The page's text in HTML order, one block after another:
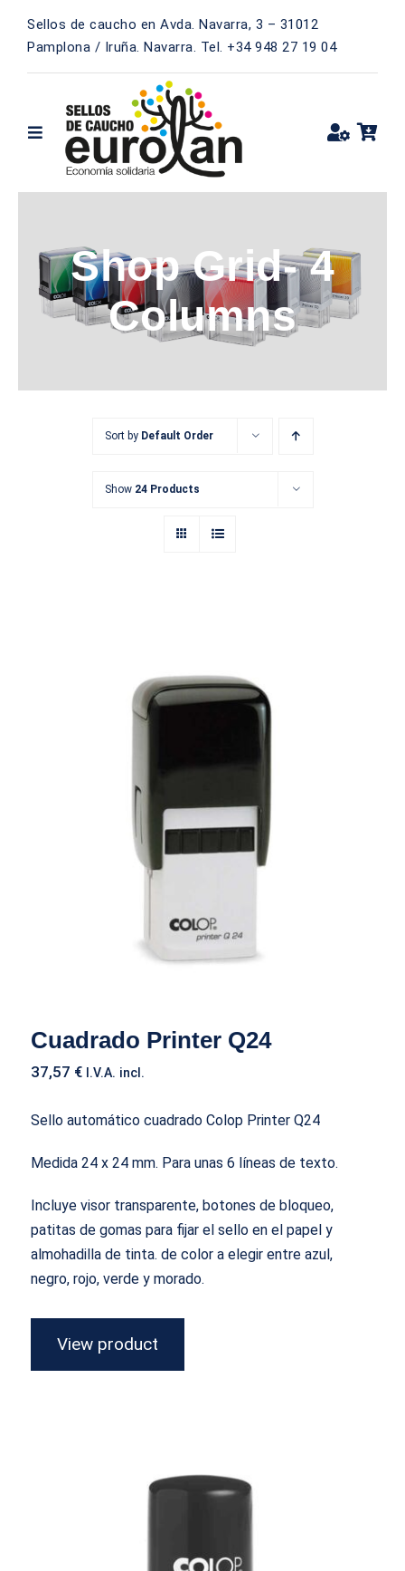
contenido
Sellos de caucho en Avda. Navarra, 3 – 31012
Pamplona / Iruña. Navarra. Tel. +34 948 27 19 04
Toggle
Navigation
OVALADO
RECTANGULAR
FECHADORES
Shop Grid- 4
Columns
Sort by Default Order
Show 24 Products
Cuadrado Printer Q24
Cuadrado Printer Q24
37,57 € I.V.A. incl.
Sello automático cuadrado Colop Printer Q24
Medida 24 x 24 mm. Para unas 6 líneas de texto.
Incluye visor transparente, botones de bloqueo,
patitas de gomas para fijar el sello en el papel y
almohadilla de tinta. de color a elegir entre azul,
negro, rojo, verde y morado.
View product